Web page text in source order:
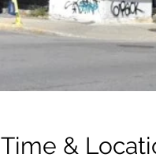
Time &